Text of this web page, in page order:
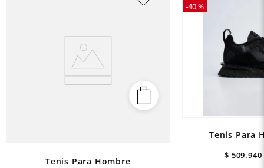
Tenis Para Hombre
-40 %
Tenis Para
$ 509.940